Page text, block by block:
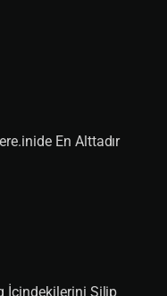
bilecek.
icin gorunsunmu
kadar süre kalsin.
En Alttadır
İçindekilerini Silip